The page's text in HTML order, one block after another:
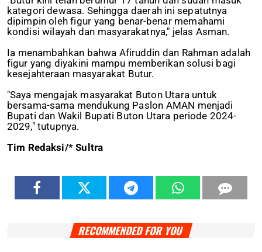
kategori dewasa. Sehingga daerah ini sepatutnya
dipimpin oleh figur yang benar-benar memahami
kondisi wilayah dan masyarakatnya," jelas Asman.
Ia menambahkan bahwa Afiruddin dan Rahman adalah
figur yang diyakini mampu memberikan solusi bagi
kesejahteraan masyarakat Butur.
"Saya mengajak masyarakat Buton Utara untuk
bersama-sama mendukung Paslon AMAN menjadi
Bupati dan Wakil Bupati Buton Utara periode 2024-
2029," tutupnya.
Tim Redaksi/* Sultra
RECOMMENDED FOR YOU